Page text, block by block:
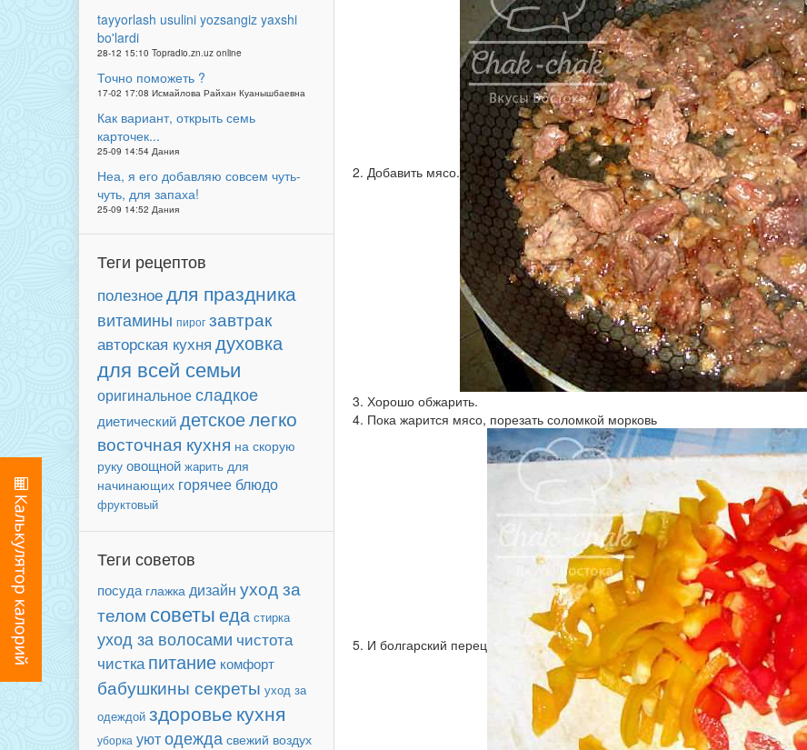
tayyorlash usulini yozsangiz yaxshi
bo'lardi
28-12 15:10 Topradio.zn.uz online
Точно поможеть ?
17-02 17:08 Исмайлова Райхан Куанышбаевна
Как вариант, открыть семь
карточек...
25-09 14:54 Дания
Неа, я его добавляю совсем чуть-
чуть, для запаха!
25-09 14:52 Дания
Теги рецептов
полезноедля праздника
витамины пирог завтрак
авторская кухня духовка
для всей семьи
оригинальноесладкое
диетическийдетскоелегко
восточная кухня на скорую
руку овощной жарить для
начинающих горячее блюдо
фруктовый
Теги советов
посуда глажка дизайн уход за
телом советыеда стирка
уход за волосами чистота
чистка питание комфорт
бабушкины секреты уход за
одеждой здоровье кухня
уборка уютодежда свежий воздух
2. Добавить мясо.
3. Хорошо обжарить.
4. Пока жарится мясо, порезать соломкой морковь
5. И болгарский перец